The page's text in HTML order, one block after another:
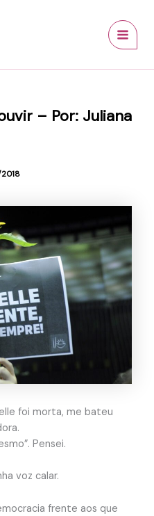
– Por: Juliana
foi morta, me bateu
Pensei.
voz calar.
frente aos que